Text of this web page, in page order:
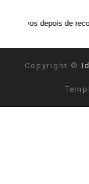
de reconhecermos a
Copyright ©